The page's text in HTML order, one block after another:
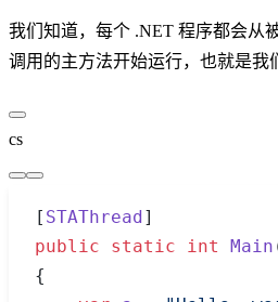
我们知道，每个 .NET 程序都会从
调用的主方法开始运行，也就是我
cs
[ STAThread]
public static int Main
{